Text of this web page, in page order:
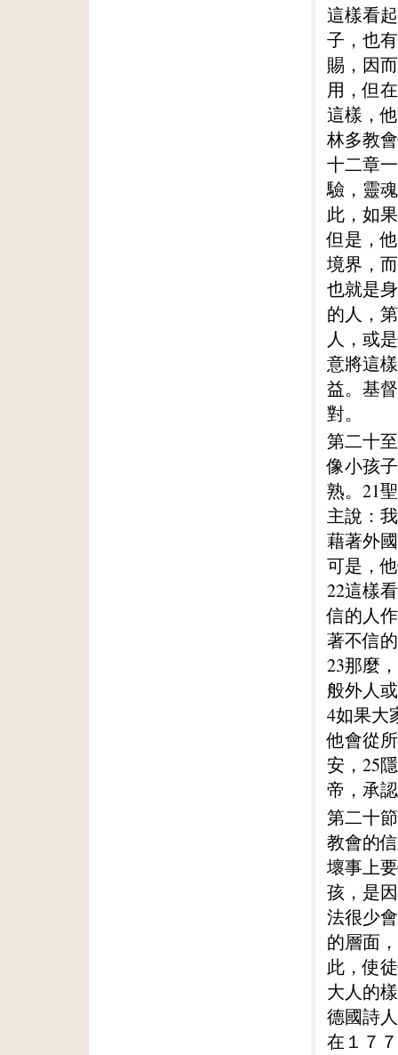
這樣看
子，也
賜，因
用，但
這樣，
林多教
十二章
驗，靈
此，如
但是，
境界，
也就是
的人，
人，或
意將這
益。基
對。
第二十
像小孩
熟。21
主說：
藉著外
可是，
22這樣
信的人
著不信
23那麼
般外人
4如果大
他會從
安，25
帝，承
第二十
教會的
壞事上
孩，是
法很少
的層面
此，使
大人的
德國詩
在１７